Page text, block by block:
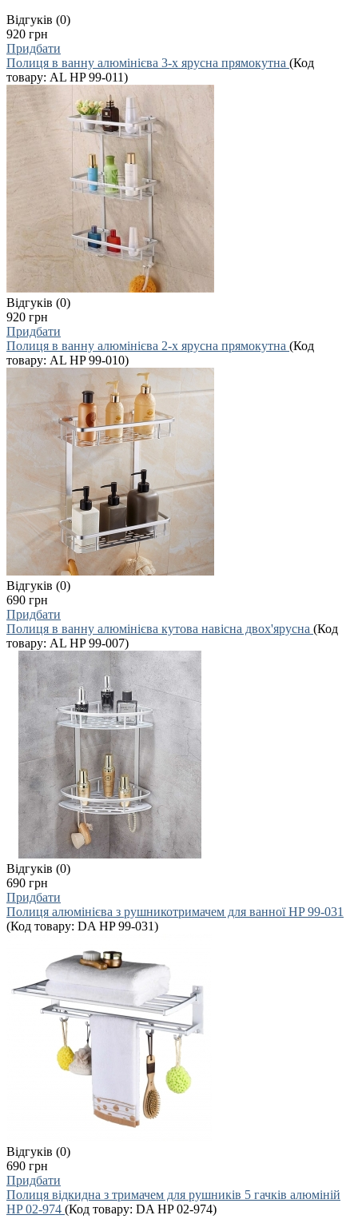
Відгуків (0)
920 грн
Придбати
Полиця в ванну алюмінієва 3-х ярусна прямокутна (Код
товару: AL HP 99-011)
Відгуків (0)
920 грн
Придбати
Полиця в ванну алюмінієва 2-х ярусна прямокутна (Код
товару: AL HP 99-010)
Відгуків (0)
690 грн
Придбати
Полиця в ванну алюмінієва кутова навісна двох'ярусна (Код
товару: AL HP 99-007)
Відгуків (0)
690 грн
Придбати
Полиця алюмінієва з рушникотримачем для ванної HP 99-031
(Код товару: DA HP 99-031)
Відгуків (0)
690 грн
Придбати
Полиця відкидна з тримачем для рушників 5 гачків алюміній
HP 02-974 (Код товару: DA HP 02-974)